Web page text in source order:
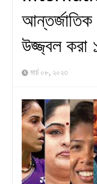
আন্তর্জাতিক
উজ্জ্বল করা
মার্চ ০৮, ২০২৩